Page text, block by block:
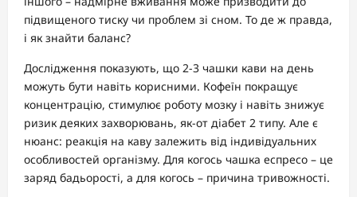
підвищеного тиску чи проблем зі сном. То де ж правда,
і як знайти баланс?
Дослідження показують, що 2-3 чашки кави на день
можуть бути навіть корисними. Кофеїн покращує
концентрацію, стимулює роботу мозку і навіть знижує
ризик деяких захворювань, як-от діабет 2 типу. Але є
нюанс: реакція на каву залежить від індивідуальних
особливостей організму. Для когось чашка еспресо – це
заряд бадьорості, а для когось – причина тривожності.